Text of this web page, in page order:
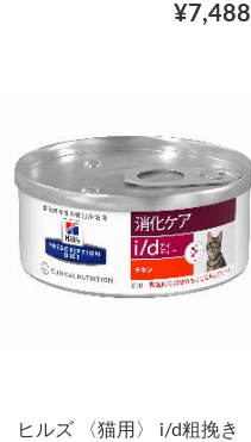
¥7,488
ヒルズ 〈猫用〉 i/d粗挽き